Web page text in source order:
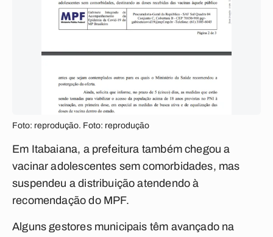
Foto: reprodução. Foto: reprodução
Em Itabaiana, a prefeitura também chegou a
vacinar adolescentes sem comorbidades, mas
suspendeu a distribuição atendendo à
recomendação do MPF.
Alguns gestores municipais têm avançado na